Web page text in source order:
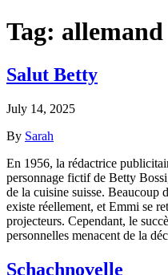
Tag: allemand
Salut Betty
July 14, 2025
By Sarah
En 1956, la rédactrice
personnage fictif de Betty
de la cuisine suisse. Beaucoup
existe réellement, et Emmi se
projecteurs. Cependant, le
personnelles menacent de la
Schachnovelle